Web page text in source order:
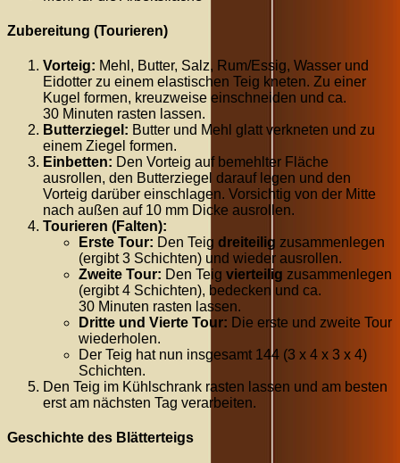
Zubereitung (Tourieren)
Vorteig: Mehl, Butter, Salz, Rum/Essig, Wasser und
Eidotter zu einem elastischen Teig kneten. Zu einer
Kugel formen, kreuzweise einschneiden und ca.
30 Minuten rasten lassen.
Butterziegel: Butter und Mehl glatt verkneten und zu
einem Ziegel formen.
Einbetten: Den Vorteig auf bemehlter Fläche
ausrollen, den Butterziegel darauf legen und den
Vorteig darüber einschlagen. Vorsichtig von der Mitte
nach außen auf 10 mm Dicke ausrollen.
Tourieren (Falten):
Erste Tour: Den Teig dreiteilig zusammenlegen
(ergibt 3 Schichten) und wieder ausrollen.
Zweite Tour: Den Teig vierteilig zusammenlegen
(ergibt 4 Schichten), bedecken und ca.
30 Minuten rasten lassen.
Dritte und Vierte Tour: Die erste und zweite Tour
wiederholen.
Der Teig hat nun insgesamt 144 (3 x 4 x 3 x 4)
Schichten.
Den Teig im Kühlschrank rasten lassen und am besten
erst am nächsten Tag verarbeiten.
Geschichte des Blätterteigs